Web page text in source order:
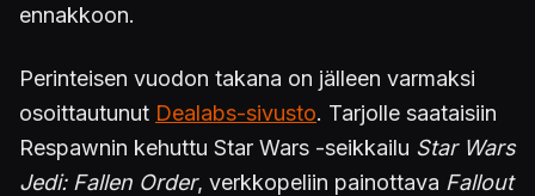
ennakkoon.
Perinteisen vuodon takana on jälleen varmaksi
osoittautunut Dealabs-sivusto. Tarjolle saataisiin
Respawnin kehuttu Star Wars -seikkailu Star Wars
Jedi: Fallen Order, verkkopeliin painottava Fallout